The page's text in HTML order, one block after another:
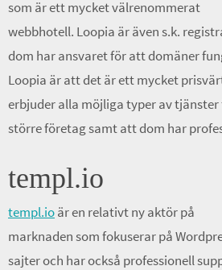
som är ett mycket välrenommerat
webbhotell. Loopia är även s.k.
dom har ansvaret för att domäner
Loopia är att det är ett mycket
erbjuder alla möjliga typer av tjänster
större företag samt att dom har
templ.io
templ.ioär en relativt ny aktör på
marknaden som fokuserar på
sajter och har också professionell